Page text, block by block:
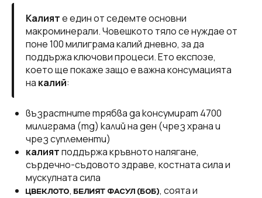
Калияте един от седемте основни
макроминерали. Човешкото тяло се нуждае от
поне 100 милиграма калий дневно, за да
поддържа ключови процеси. Ето експозе,
което ще покаже защо е важна консумацията
на калий:
възрастните трябва да консумират 4700
милиграма (mg) калий на ден (чрез храна и
чрез суплементи)
калиятподдържа кръвното налягане,
сърдечно-съдовото здраве, костната сила и
мускулната сила
ЦВЕКЛОТО, БЕЛИЯТ ФАСУЛ (БОБ), соята и